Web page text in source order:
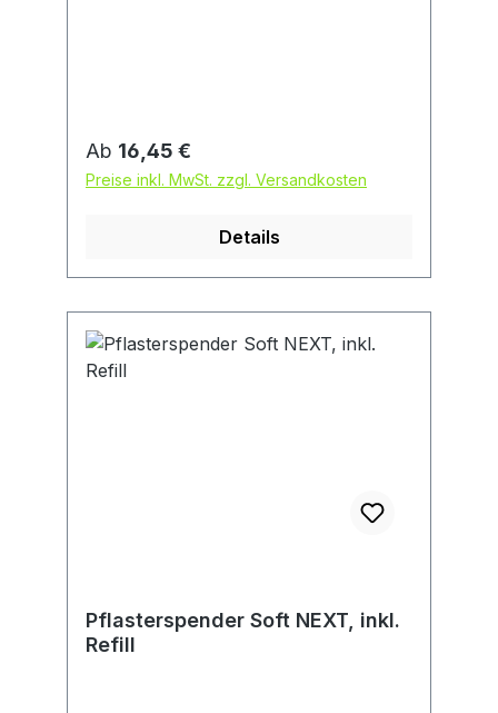
Regulärer Preis:
Ab 16,45 €
Preise inkl. MwSt. zzgl. Versandkosten
Details
Pflasterspender Soft NEXT, inkl.
Refill